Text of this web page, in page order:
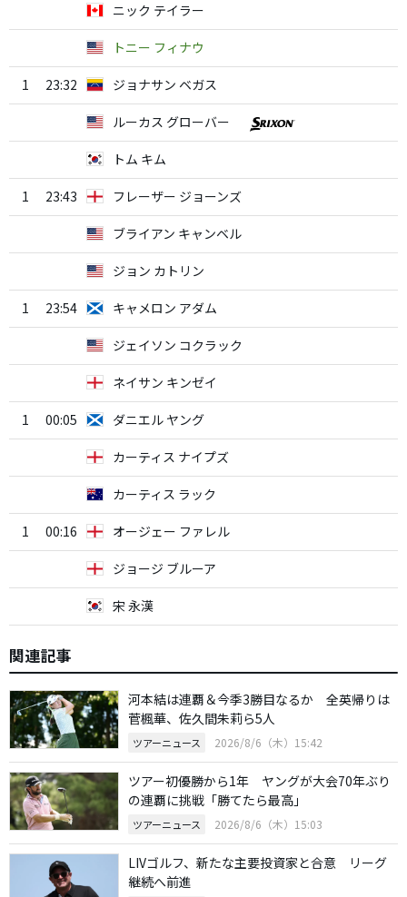
ニック テイラー
トニー フィナウ
1 23:32 ジョナサン ベガス
ルーカス グローバー
トム キム
1 23:43 フレーザー ジョーンズ
ブライアン キャンベル
ジョン カトリン
1 23:54 キャメロン アダム
ジェイソン コクラック
ネイサン キンゼイ
1 00:05 ダニエル ヤング
カーティス ナイプズ
カーティス ラック
1 00:16 オージェー ファレル
ジョージ ブルーア
宋 永漢
関連記事
河本結は連覇＆今季3勝目なるか 全英帰りは
菅楓華、佐久間朱莉ら5人
ツアーニュース 2026/8/6（木）15:42
ツアー初優勝から1年 ヤングが大会70年ぶり
の連覇に挑戦「勝てたら最高」
ツアーニュース 2026/8/6（木）15:03
LIVゴルフ、新たな主要投資家と合意 リーグ
継続へ前進